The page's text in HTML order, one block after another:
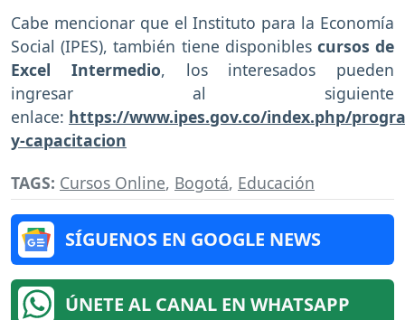
Cabe mencionar que el Instituto para la Economía
Social (IPES), también tiene disponibles cursos de
Excel Intermedio, los interesados pueden
ingresar al siguiente
enlace: https://www.ipes.gov.co/index.php/
y-capacitacion
TAGS: Cursos Online, Bogotá, Educación
SÍGUENOS EN GOOGLE NEWS
ÚNETE AL CANAL EN WHATSAPP